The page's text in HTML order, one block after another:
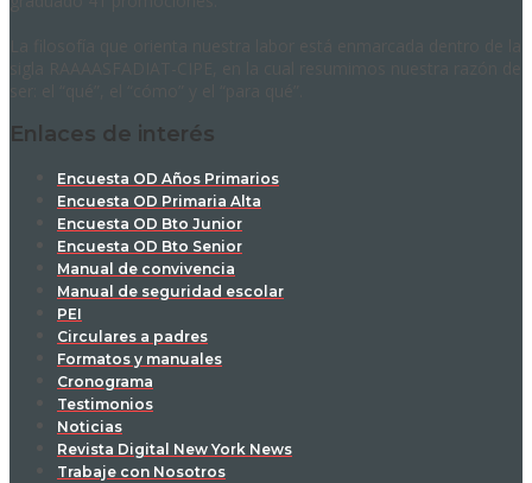
Enlaces de interés
Encuesta OD Años Primarios
Encuesta OD Primaria Alta
Encuesta OD Bto Junior
Encuesta OD Bto Senior
Manual de convivencia
Manual de seguridad escolar
PEI
Circulares a padres
Formatos y manuales
Cronograma
Testimonios
Noticias
Revista Digital New York News
Trabaje con Nosotros